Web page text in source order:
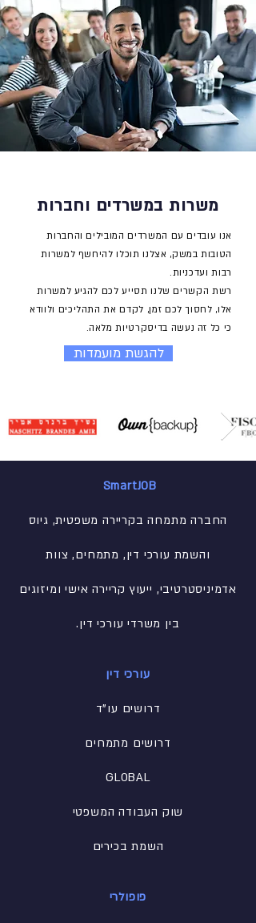
משרות במשרדים וחברות
אנו עובדים עם המשרדים המובילים והחברות
הטובות במשק, אצלנו תוכלו להיחשף למשרות
רבות ועדכניות.
רשת הקשרים שלנו תסייע לכם להגיע למשרות
אלו, לחסוך לכם זמן, לקדם את התהליכים ולוודא
כי כל זה נעשה בדיסקרטיות מלאה.
להגשת מועמדות
SmartJOB
החברה מתמחה בקריירה משפטית, גיוס
והשמת עורכי דין, מתמחים, צוות
אדמיניסטרטיבי, ייעוץ קריירה אישי ומיזוגים
בין משרדי עורכי דין.
עורכי דין
דרושים עו"ד
דרושים מתמחים
GLOBAL
שוק העבודה המשפטי
השמת בכירים
פופולרי